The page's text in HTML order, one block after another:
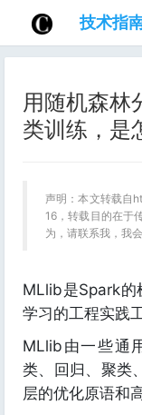
技术指
用随机森林
类训练，是
声明：本文转载自
16，转载目的在于
为，请联系我，我会
MLlib是Spark的
学习的工程实践
MLlib由一些通
类、回归、聚类
层的优化原语和